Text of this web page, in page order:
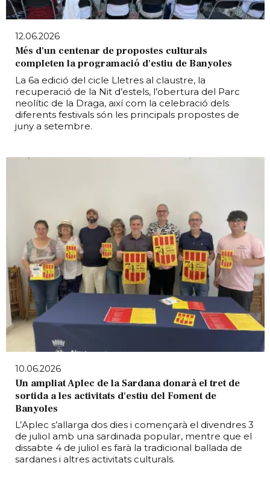
12.06.2026
Més d'un centenar de propostes culturals
completen la programació d'estiu de Banyoles
La 6a edició del cicle Lletres al claustre, la
recuperació de la Nit d’estels, l’obertura del Parc
neolític de la Draga, així com la celebració dels
diferents festivals són les principals propostes de
juny a setembre.
10.06.2026
Un ampliat Aplec de la Sardana donarà el tret de
sortida a les activitats d'estiu del Foment de
Banyoles
L’Aplec s’allarga dos dies i començarà el divendres 3
de juliol amb una sardinada popular, mentre que el
dissabte 4 de juliol es farà la tradicional ballada de
sardanes i altres activitats culturals.